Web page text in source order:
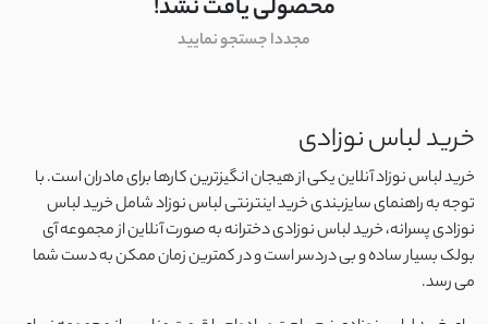
محصولی یافت نشد!
مجددا جستجو نمایید
خرید لباس نوزادی
خرید لباس نوزاد آنلاین یکی از هیجان انگیزترین کارها برای مادران است. با
توجه به راهنمای سایزبندی خرید اینترنتی لباس نوزاد شامل خرید لباس
نوزادی پسرانه، خرید لباس نوزادی دخترانه به صورت آنلاین از مجموعه آی
بولک بسیار ساده و بی دردسر است و در کمترین زمان ممکن به دست شما
می رسد.